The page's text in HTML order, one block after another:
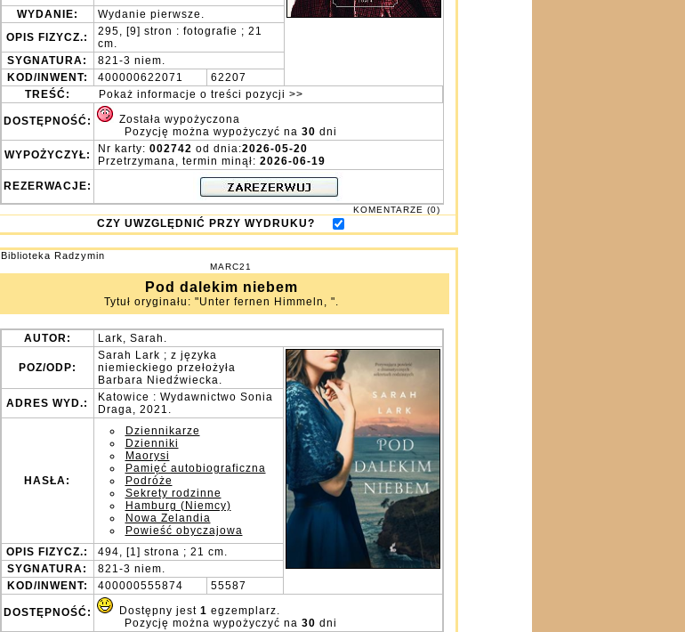
WYDANIE:
Wydanie pierwsze.
OPIS FIZYCZ.:
295, [9] stron : fotografie ; 21
cm.
SYGNATURA:
821-3 niem.
KOD/INWENT:
400000622071
62207
TREŚĆ:
Pokaż informacje o treści pozycji >>
DOSTĘPNOŚĆ:
Została wypożyczona
Pozycję można wypożyczyć na 30 dni
WYPOŻYCZYŁ:
Nr karty: 002742 od dnia:2026-05-20
Przetrzymana, termin minął: 2026-06-19
REZERWACJE:
KOMENTARZE (0)
CZY UWZGLĘDNIĆ PRZY WYDRUKU?
Biblioteka Radzymin
MARC21
Pod dalekim niebem
Tytuł oryginału: "Unter fernen Himmeln, ".
AUTOR: Lark, Sarah.
POZ/ODP:
Sarah Lark ; z języka
niemieckiego przełożyła
Barbara Niedźwiecka.
ADRES WYD.:
Katowice : Wydawnictwo Sonia
Draga, 2021.
HASŁA:
Dziennikarze
Dzienniki
Maorysi
Pamięć autobiograficzna
Podróże
Sekrety rodzinne
Hamburg (Niemcy)
Nowa Zelandia
Powieść obyczajowa
OPIS FIZYCZ.:
494, [1] strona ; 21 cm.
SYGNATURA:
821-3 niem.
KOD/INWENT:
400000555874 55587
DOSTĘPNOŚĆ: Dostępny jest 1 egzemplarz.
Pozycję można wypożyczyć na 30 dni